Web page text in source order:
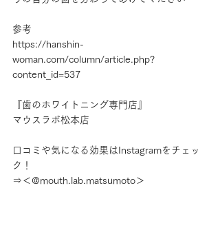
参考
https://hanshin-
woman.com/column/article.php?
content_id=537
『歯のホワイトニング専門店』
マウスラボ松本店
口コミや気になる効果はInstagramをチェッ
ク！
⇒＜@mouth.lab.matsumoto＞